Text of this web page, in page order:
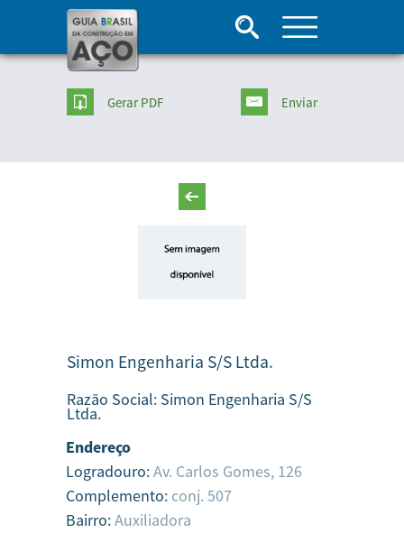
Gerar PDF Enviar
Simon Engenharia S/S Ltda.
Razão Social: Simon Engenharia S/S
Ltda.
Endereço
Logradouro:Av. Carlos Gomes, 126
Complemento: conj. 507
Bairro:Auxiliadora